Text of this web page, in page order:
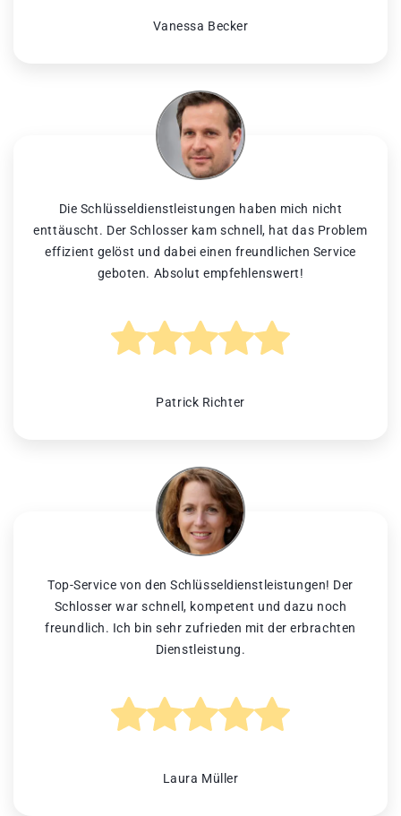
Vanessa Becker
Die Schlüsseldienstleistungen haben mich nicht
enttäuscht. Der Schlosser kam schnell, hat das Problem
effizient gelöst und dabei einen freundlichen Service
geboten. Absolut empfehlenswert!
Patrick Richter
Top-Service von den Schlüsseldienstleistungen! Der
Schlosser war schnell, kompetent und dazu noch
freundlich. Ich bin sehr zufrieden mit der erbrachten
Dienstleistung.
Laura Müller